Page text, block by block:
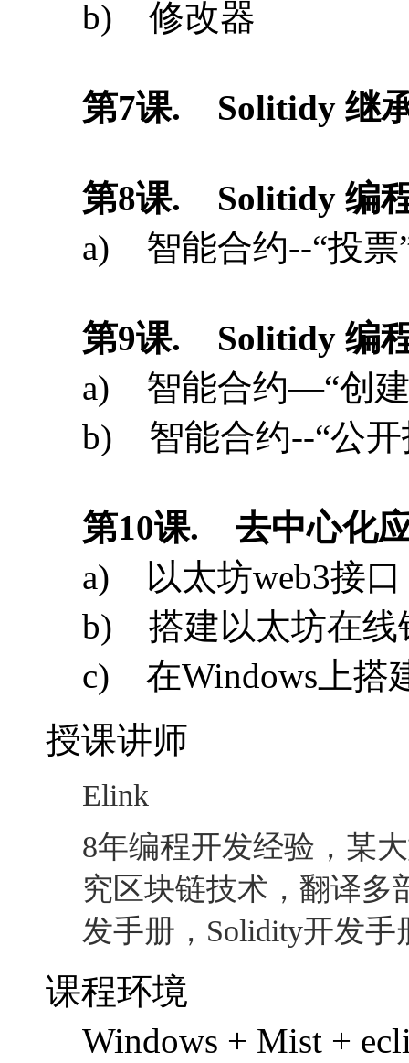
第 课. Solitidy 编
a) 智能合约—“创建
b) 智能合约--“公开
第10课
. 去中心化
a) 以太坊web3接口
b) 搭建以太坊在线
授课讲师
Elink
8年编程开发经验，某
究区块链技术，翻译
发手册，
课程环境
Windows + Mist +
授课对象
对区块链技术感兴
化的应用感兴趣的